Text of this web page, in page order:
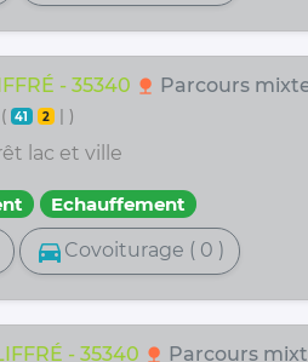
- 35340 nature Parcours
41 2 | )
lac et ville
Echauffement
directions_car Covoiturage ( 0 )
- 35340 nature Parcours